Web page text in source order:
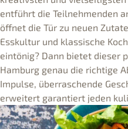
entführt die Teilnehmenden
öffnet die Tür zu neuen
Esskultur und klassische
eintönig? Dann bietet dieser
Hamburg genau die richtige
Impulse, überraschende
erweitert garantiert jeden